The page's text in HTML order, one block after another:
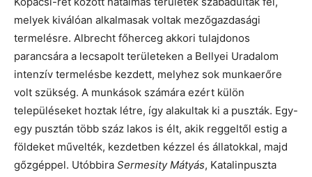
melyek kiválóan alkalmasak voltak mezőgazdasági
termelésre. Albrecht főherceg akkori tulajdonos
parancsára a lecsapolt területeken a Bellyei Uradalom
intenzív termelésbe kezdett, melyhez sok munkaerőre
volt szükség. A munkások számára ezért külön
településeket hoztak létre, így alakultak ki a puszták. Egy-
egy pusztán több száz lakos is élt, akik reggeltől estig a
földeket művelték, kezdetben kézzel és állatokkal, majd
gőzgéppel. Utóbbira Sermesity Mátyás, Katalinpuszta